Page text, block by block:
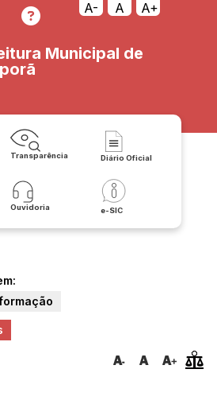
A- A A+
Municipal de
Transparência Diário Oficial
Ouvidoria e-SIC